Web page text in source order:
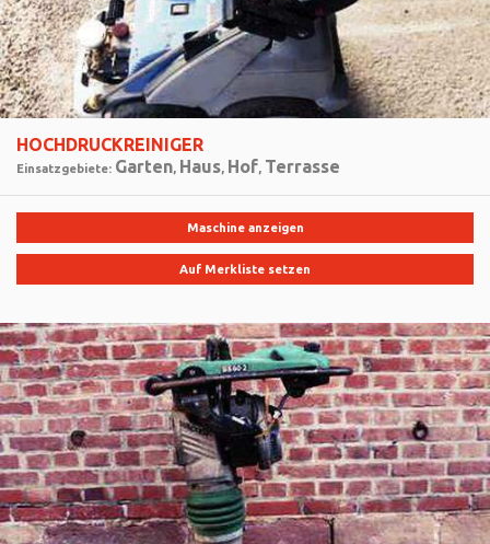
HOCHDRUCKREINIGER
Einsatzgebiete: Garten, Haus, Hof, Terrasse
Maschine anzeigen
Auf Merkliste setzen